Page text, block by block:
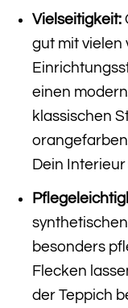
Vielseitigkeit:
gut mit vielen
einen
klassischen
Dein
besonders
Flecken
der Teppich